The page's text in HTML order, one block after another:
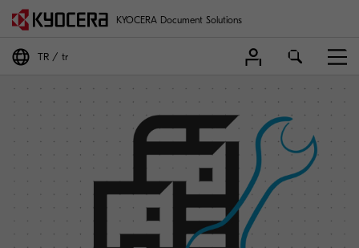
KYOCERA Document Solutions
TR tr